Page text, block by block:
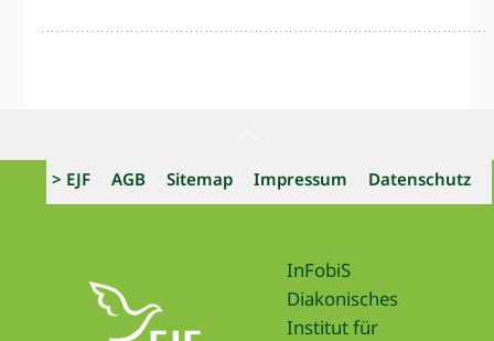
Top
> EJF AGB Sitemap Impressum Datenschutz
InFobiS
Diakonisches
Institut für